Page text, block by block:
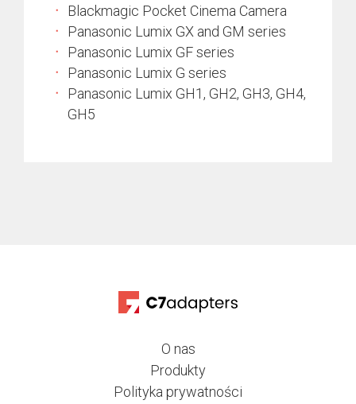
Blackmagic Pocket Cinema Camera
Panasonic Lumix GX and GM series
Panasonic Lumix GF series
Panasonic Lumix G series
Panasonic Lumix GH1, GH2, GH3, GH4,
GH5
O nas
Produkty
Polityka prywatności